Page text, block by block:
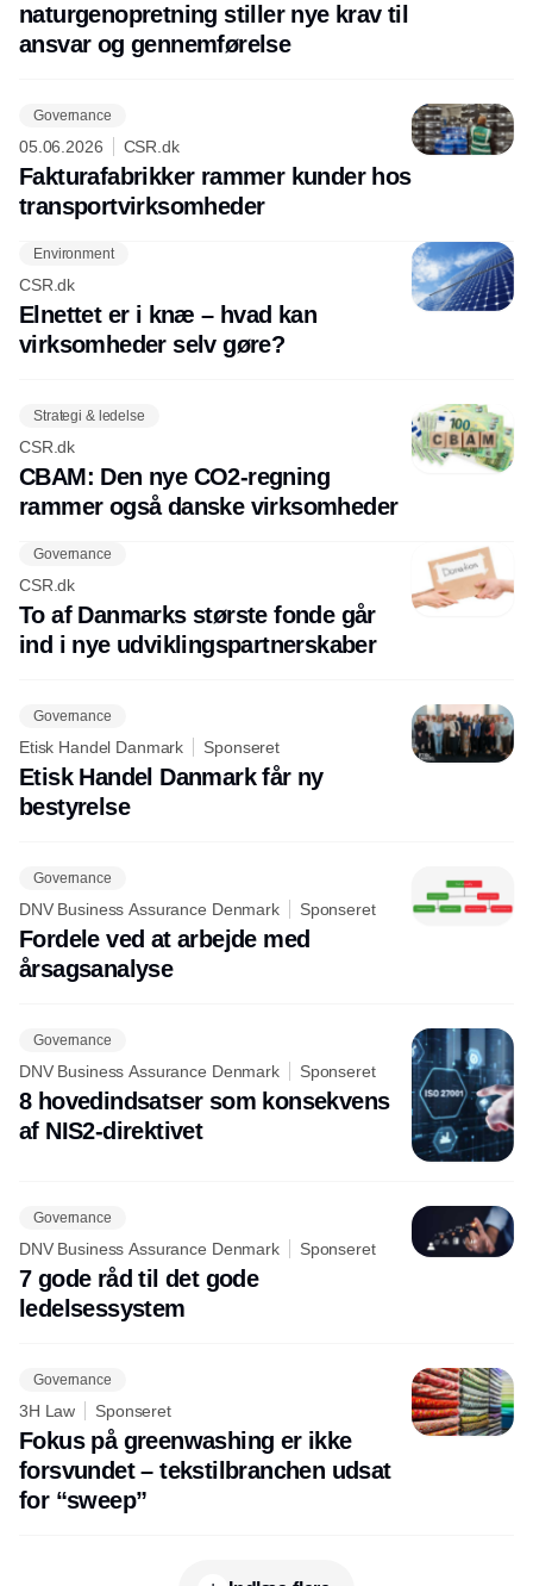
naturgenopretning stiller nye krav til
ansvar og gennemførelse
Governance
05.06.2026 CSR.dk
Fakturafabrikker rammer kunder hos
transportvirksomheder
Environment
CSR.dk
Elnettet er i knæ – hvad kan
virksomheder selv gøre?
Strategi & ledelse
CSR.dk
CBAM: Den nye CO2-regning
rammer også danske virksomheder
Governance
CSR.dk
To af Danmarks største fonde går
ind i nye udviklingspartnerskaber
Governance
Etisk Handel Danmark Sponseret
Etisk Handel Danmark får ny
bestyrelse
Governance
DNV Business Assurance Denmark Sponseret
Fordele ved at arbejde med
årsagsanalyse
Governance
DNV Business Assurance Denmark Sponseret
8 hovedindsatser som konsekvens
af NIS2-direktivet
Governance
DNV Business Assurance Denmark Sponseret
7 gode råd til det gode
ledelsessystem
Governance
3H Law Sponseret
Fokus på greenwashing er ikke
forsvundet – tekstilbranchen udsat
for “sweep”